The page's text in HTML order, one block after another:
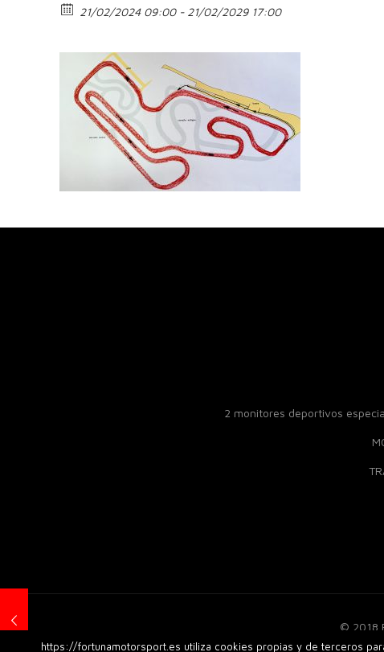
21/02/2024 09:00 - 21/02/2029 17:00
2 monitores deportivos
© 2018
https://fortunamotorsport.es utiliza cookies propias y de terceros